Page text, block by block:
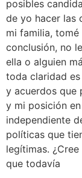
posibles
de yo hacer las
mi familia,
conclusión, no
ella o alguien
toda claridad
y acuerdos que
y mi posición
independiente
políticas que
legítimas.
que todavía